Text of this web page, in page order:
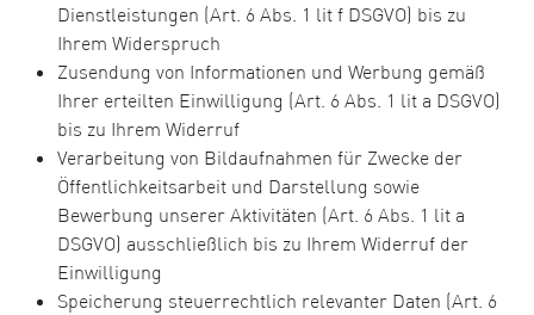
Dienstleistungen (Art. 6 Abs. 1 lit f DSGVO) bis zu
Ihrem Widerspruch
Zusendung von Informationen und Werbung gemäß
Ihrer erteilten Einwilligung (Art. 6 Abs. 1 lit a DSGVO)
bis zu Ihrem Widerruf
Verarbeitung von Bildaufnahmen für Zwecke der
Öffentlichkeitsarbeit und Darstellung sowie
Bewerbung unserer Aktivitäten (Art. 6 Abs. 1 lit a
DSGVO) ausschließlich bis zu Ihrem Widerruf der
Einwilligung
Speicherung steuerrechtlich relevanter Daten (Art. 6